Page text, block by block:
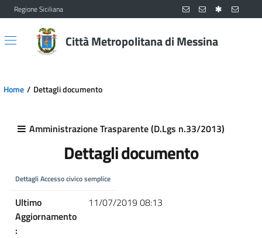
Vai al contenuto principale
Vai al menu principale
Regione Siciliana
Città Metropolitana di Messina
Home Dettagli documento
Amministrazione Trasparente (D.Lgs n.33/2013)
Dettagli documento
Dettagli Accesso civico semplice
Ultimo
Aggiornamento
:
11/07/2019 08:13